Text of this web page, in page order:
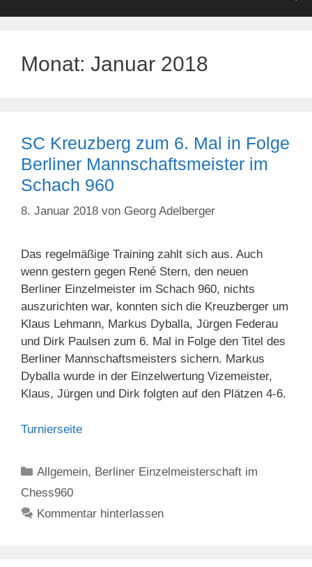
Monat: Januar 2018
SC Kreuzberg zum 6. Mal in Folge
Berliner Mannschaftsmeister im
Schach 960
8. Januar 2018 von Georg Adelberger
Das regelmäßige Training zahlt sich aus. Auch
wenn gestern gegen René Stern, den neuen
Berliner Einzelmeister im Schach 960, nichts
auszurichten war, konnten sich die Kreuzberger um
Klaus Lehmann, Markus Dyballa, Jürgen Federau
und Dirk Paulsen zum 6. Mal in Folge den Titel des
Berliner Mannschaftsmeisters sichern. Markus
Dyballa wurde in der Einzelwertung Vizemeister,
Klaus, Jürgen und Dirk folgten auf den Plätzen 4-6.
Turnierseite
Kategorien
Allgemein, Berliner Einzelmeisterschaft im
Chess960
Kommentar hinterlassen